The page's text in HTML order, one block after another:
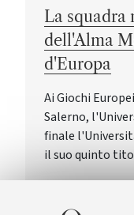
La squadra
dell'Alma
d'Europa
Ai Giochi
Salerno,
finale
il suo quinto